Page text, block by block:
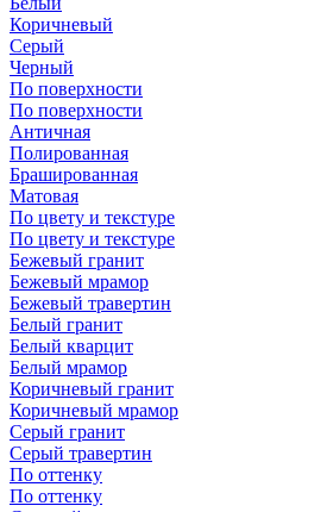
Коричневый
Серый
Черный
По поверхности
По поверхности
Античная
Полированная
Брашированная
Матовая
По цвету и текстуре
По цвету и текстуре
Бежевый гранит
Бежевый мрамор
Бежевый травертин
Белый гранит
Белый кварцит
Белый мрамор
Коричневый гранит
Коричневый мрамор
Серый гранит
Серый травертин
По оттенку
По оттенку